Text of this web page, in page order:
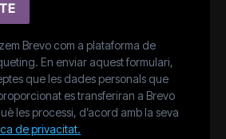
Brevo com a plataforma de
En enviar aquest formulari,
que les dades personals que
es transferiran a Brevo
les processi, d’acord amb la seva
de privacitat.